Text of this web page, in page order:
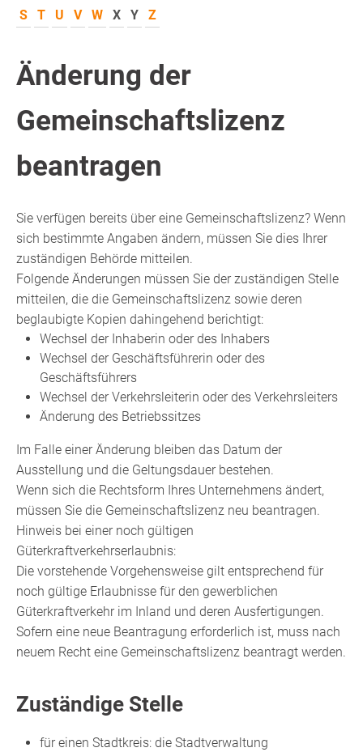
S
T U V W X Y Z
Änderung der
Gemeinschaftslizenz
beantragen
Sie verfügen bereits über eine Gemeinschaftslizenz? Wenn
sich bestimmte Angaben ändern, müssen Sie dies Ihrer
zuständigen Behörde mitteilen.
Folgende Änderungen müssen Sie der zuständigen Stelle
mitteilen, die die Gemeinschaftslizenz sowie deren
beglaubigte Kopien dahingehend berichtigt:
Wechsel der Inhaberin oder des Inhabers
Wechsel der Geschäftsführerin oder des
Geschäftsführers
Wechsel der Verkehrsleiterin oder des Verkehrsleiters
Änderung des Betriebssitzes
Im Falle einer Änderung bleiben das Datum der
Ausstellung und die Geltungsdauer bestehen.
Wenn sich die Rechtsform Ihres Unternehmens ändert,
müssen Sie die Gemeinschaftslizenz neu beantragen.
Hinweis bei einer noch gültigen
Güterkraftverkehrserlaubnis:
Die vorstehende Vorgehensweise gilt entsprechend für
noch gültige Erlaubnisse für den gewerblichen
Güterkraftverkehr im Inland und deren Ausfertigungen.
Sofern eine neue Beantragung erforderlich ist, muss nach
neuem Recht eine Gemeinschaftslizenz beantragt werden.
Zuständige Stelle
für einen Stadtkreis: die Stadtverwaltung